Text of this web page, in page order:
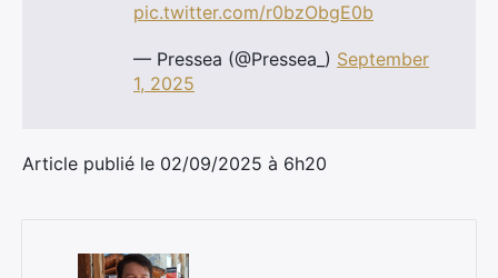
pic.twitter.com/r0bzObgE0b
— Pressea (@Pressea_) September
1, 2025
Article publié le 02/09/2025 à 6h20